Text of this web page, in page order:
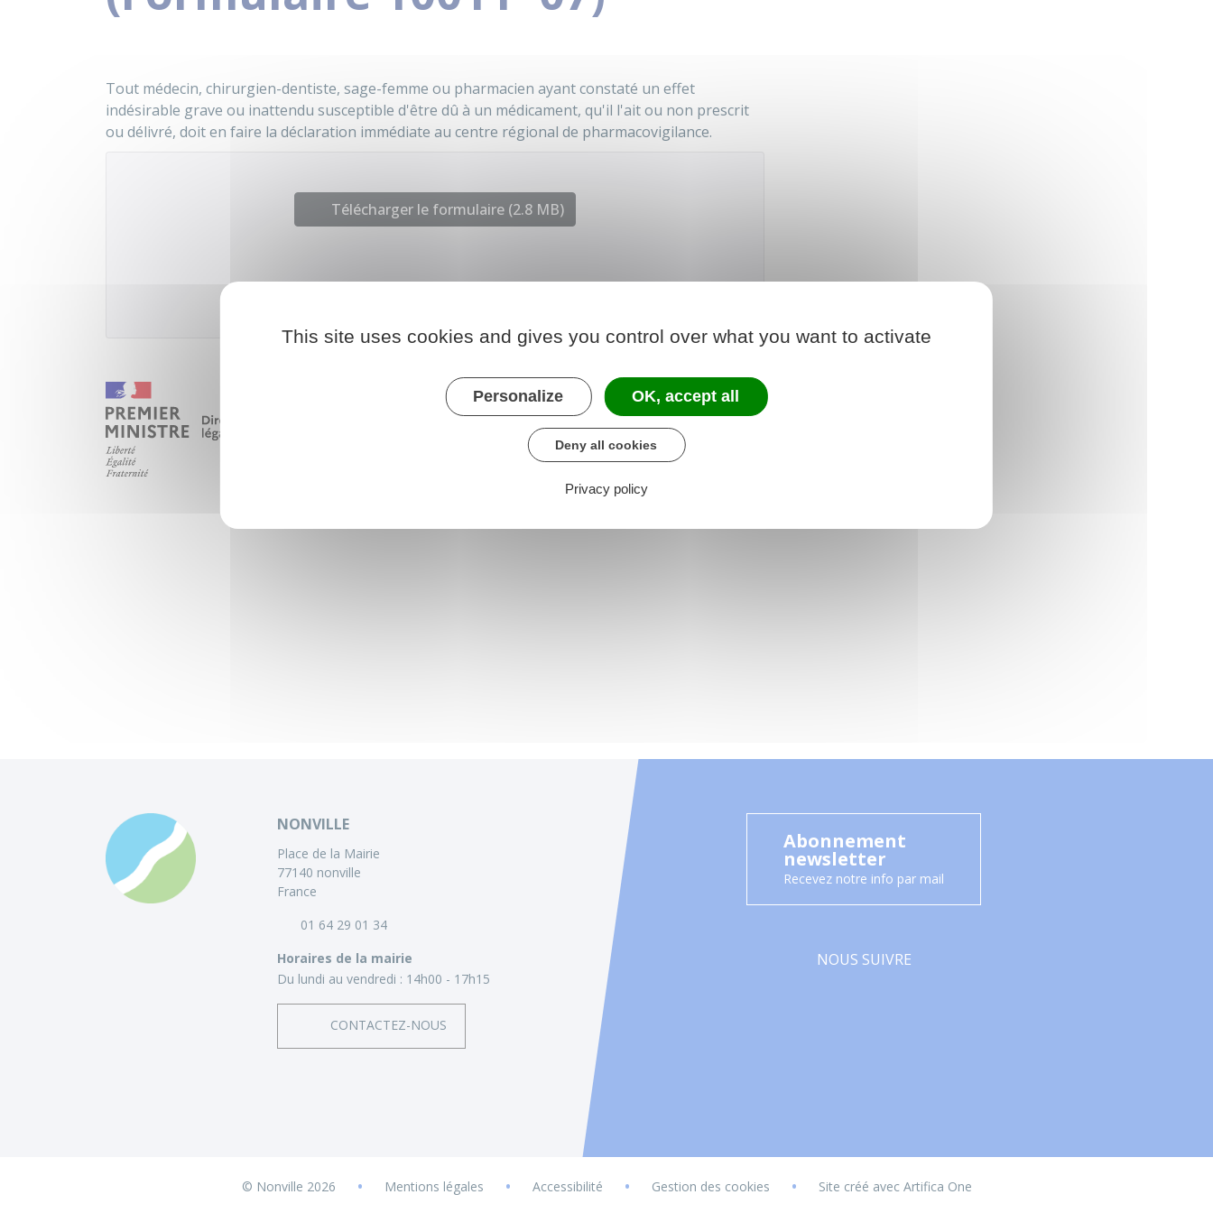
Tout médecin, chirurgien-dentiste, sage-femme ou pharmacien ayant constaté un effet
indésirable grave ou inattendu susceptible d'être dû à un médicament, qu'il l'ait ou non prescrit
ou délivré, doit en faire la déclaration immédiate au centre régional de pharmacovigilance.
Télécharger le formulaire (2.8 MB)
NONVILLE
Place de la Mairie
77140 nonville
France
01 64 29 01 34
Horaires de la mairie
Du lundi au vendredi : 14h00 - 17h15
CONTACTEZ-NOUS
Abonnement
newsletter
Recevez notre info par mail
NOUS SUIVRE
© Nonville 2026 • Mentions légales • Accessibilité • Gestion des cookies • Site créé avec Artifica One
This site uses cookies and gives you control over what you want to activate
Personalize OK, accept all
Deny all cookies
Privacy policy